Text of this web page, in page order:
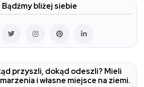
Bądźmy bliżej siebie
przyszli, dokąd odeszli? Mieli
i własne miejsce na ziemi.